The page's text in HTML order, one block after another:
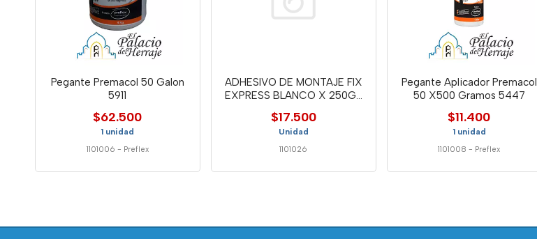
Pegante Premacol 50 Galon
5911
$62.500
1 unidad
1101006 - Preflex
ADHESIVO DE MONTAJE FIX
EXPRESS BLANCO X 250GR
$17.500
Unidad
1101026
Pegante Aplicador Premacol
50 X500 Gramos 5447
$11.400
1 unidad
1101008 - Preflex